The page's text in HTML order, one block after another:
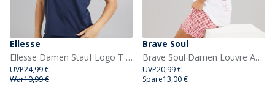
Ellesse
Ellesse Damen Stauf Logo T Shirt Navy
UVP24,99 €
War10,99 €
Brave Soul
Brave Soul Damen Louvre Aufdruck T Shirt Weiss/Rosa
UVP20,99 €
Spare13,00 €